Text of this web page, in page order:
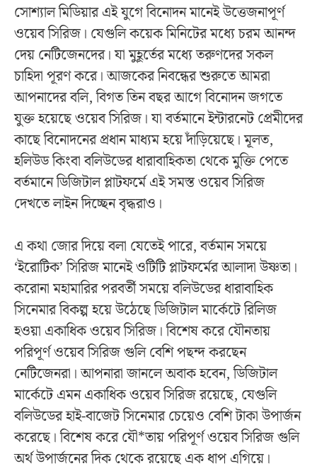
সোশ্যাল মিডিয়ার এই যুগে বিনোদন মানেই উত্তেজনাপূর্ণ
ওয়েব সিরিজ। যেগুলি কয়েক মিনিটের মধ্যে চরম আনন্দ
দেয় নেটিজেনদের। যা মুহূর্তের মধ্যে তরুণদের সকল
চাহিদা পূরণ করে। আজকের নিবন্ধের শুরুতে আমরা
আপনাদের বলি, বিগত তিন বছর আগে বিনোদন জগতে
যুক্ত হয়েছে ওয়েব সিরিজ। যা বর্তমানে ইন্টারনেট প্রেমীদের
কাছে বিনোদনের প্রধান মাধ্যম হয়ে দাঁড়িয়েছে। মূলত,
হলিউড কিংবা বলিউডের ধারাবাহিকতা থেকে মুক্তি পেতে
বর্তমানে ডিজিটাল প্লাটফর্মে এই সমস্ত ওয়েব সিরিজ
দেখতে লাইন দিচ্ছেন বৃদ্ধরাও।
এ কথা জোর দিয়ে বলা যেতেই পারে, বর্তমান সময়ে
‘ইরোটিক’ সিরিজ মানেই ওটিটি প্লাটফর্মের আলাদা উষ্ণতা।
করোনা মহামারির পরবর্তী সময়ে বলিউডের ধারাবাহিক
সিনেমার বিকল্প হয়ে উঠেছে ডিজিটাল মার্কেটে রিলিজ
হওয়া একাধিক ওয়েব সিরিজ। বিশেষ করে যৌনতায়
পরিপূর্ণ ওয়েব সিরিজ গুলি বেশি পছন্দ করছেন
নেটিজেনরা। আপনারা জানলে অবাক হবেন, ডিজিটাল
মার্কেটে এমন একাধিক ওয়েব সিরিজ রয়েছে, যেগুলি
বলিউডের হাই-বাজেট সিনেমার চেয়েও বেশি টাকা উপার্জন
করেছে। বিশেষ করে যৌ*তায় পরিপূর্ণ ওয়েব সিরিজ গুলি
অর্থ উপার্জনের দিক থেকে রয়েছে এক ধাপ এগিয়ে।